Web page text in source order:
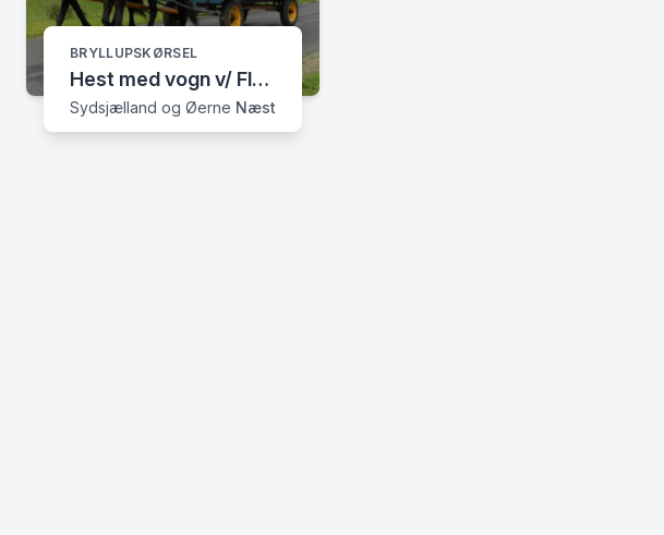
BRYLLUPSKØRSEL
Hest med vogn v/ Flemming Møller
Sydsjælland og Øerne Næstved